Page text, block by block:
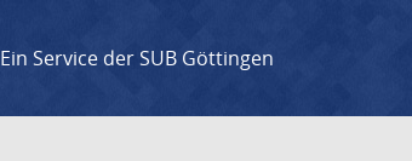
Ein Service der SUB Göttingen